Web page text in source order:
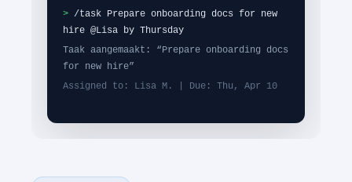
> /task Prepare onboarding docs for new
hire @Lisa by Thursday
Taak aangemaakt: “Prepare onboarding docs
for new hire”
Assigned to: Lisa M. | Due: Thu, Apr 10